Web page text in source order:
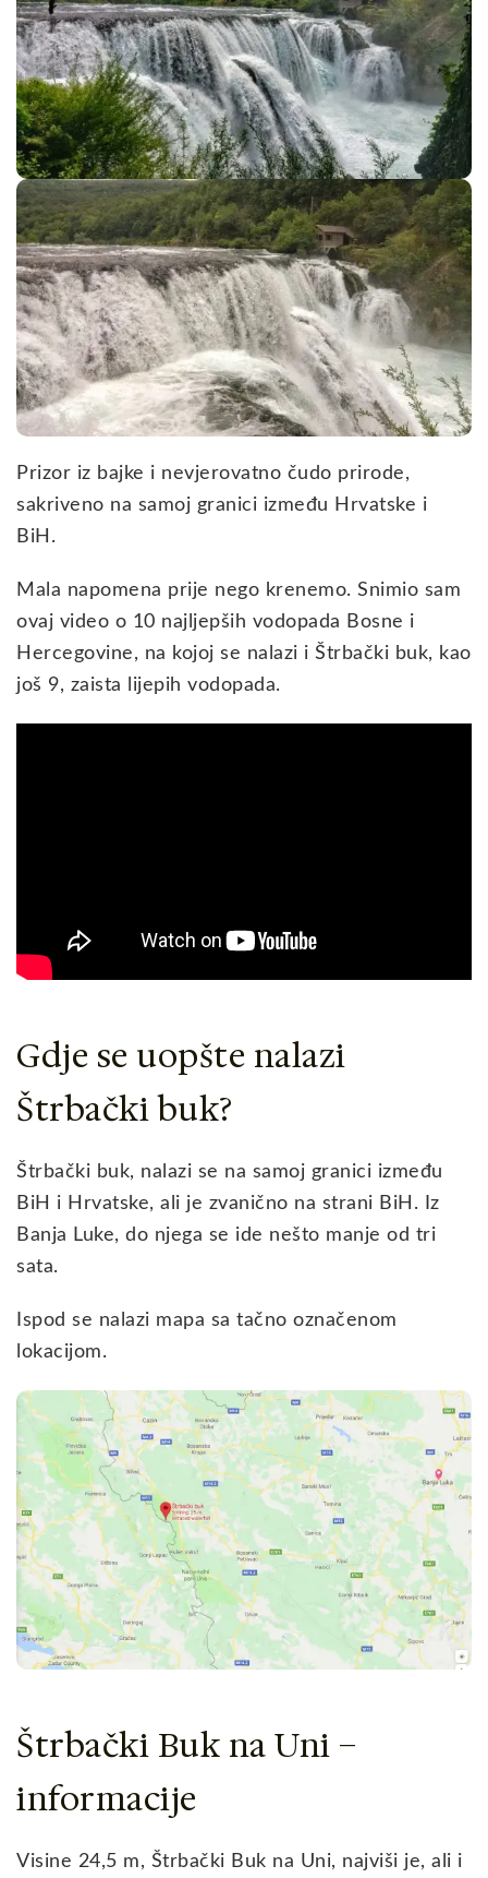
Prizor iz bajke i nevjerovatno čudo prirode,
sakriveno na samoj granici između Hrvatske i
BiH.
Mala napomena prije nego krenemo. Snimio sam
ovaj video o 10 najljepših vodopada Bosne i
Hercegovine, na kojoj se nalazi i Štrbački buk, kao
još 9, zaista lijepih vodopada.
Gdje se uopšte nalazi
Štrbački buk?
Štrbački buk, nalazi se na samoj granici između
BiH i Hrvatske, ali je zvanično na strani BiH. Iz
Banja Luke, do njega se ide nešto manje od tri
sata.
Ispod se nalazi mapa sa tačno označenom
lokacijom.
Štrbački Buk na Uni –
informacije
Visine 24,5 m, Štrbački Buk na Uni, najviši je, ali i